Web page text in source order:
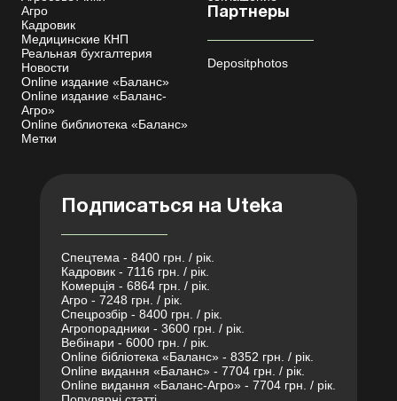
Агро
Кадровик
Медицинские КНП
Реальная бухгалтерия
Новости
Online издание «Баланс»
Online издание «Баланс-
Агро»
Online библиотека «Баланс»
Метки
Партнеры
Depositphotos
Подписаться на Uteka
Спецтема - 8400 грн. / рік.
Кадровик - 7116 грн. / рік.
Комерція - 6864 грн. / рік.
Агро - 7248 грн. / рік.
Спецрозбір - 8400 грн. / рік.
Агропорадники - 3600 грн. / рік.
Вебінари - 6000 грн. / рік.
Online бібліотека «Баланс» - 8352 грн. / рік.
Online видання «Баланс» - 7704 грн. / рік.
Online видання «Баланс-Агро» - 7704 грн. / рік.